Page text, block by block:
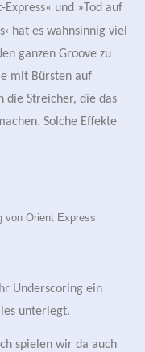
und »Tod auf
‹ hat es wahnsinnig viel
ganzen Groove zu
mit Bürsten auf
die Streicher, die das
Solche Effekte
von Orient Express
Underscoring ein
unterlegt.
spielen wir da auch